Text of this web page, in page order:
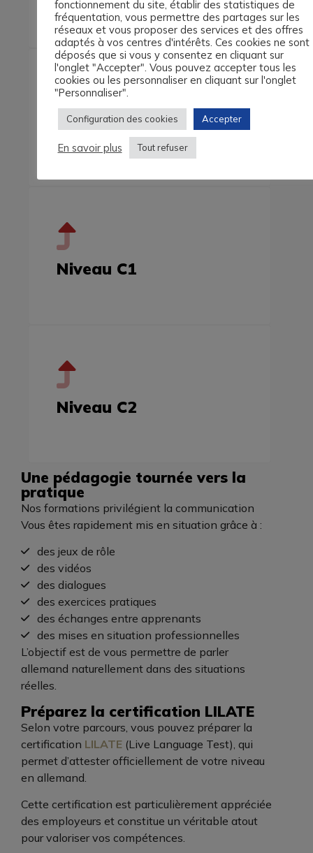
Niveau B2
Niveau C1
Niveau C2
Une pédagogie tournée vers la
pratique
Nos formations privilégient la communication
Vous êtes rapidement mis en situation grâce à :
des jeux de rôle
des vidéos
des dialogues
des exercices pratiques
des échanges entre apprenants
des mises en situation professionnelles
L’objectif est de vous permettre de parler
allemand naturellement dans des situations
réelles.
Préparez la certification LILATE
Selon votre parcours, vous pouvez préparer la
certification LILATE (Live Language Test), qui
permet d’attester officiellement de votre niveau
en allemand.
Cette certification est particulièrement appréciée
des employeurs et constitue un véritable atout
pour valoriser vos compétences.
fonctionnement du site, établir des statistiques de
fréquentation, vous permettre des partages sur les
réseaux et vous proposer des services et des offres
adaptés à vos centres d'intérêts. Ces cookies ne sont
déposés que si vous y consentez en cliquant sur
l'onglet "Accepter". Vous pouvez accepter tous les
cookies ou les personnaliser en cliquant sur l'onglet
"Personnaliser".
Configuration des cookies Accepter
En savoir plus Tout refuser